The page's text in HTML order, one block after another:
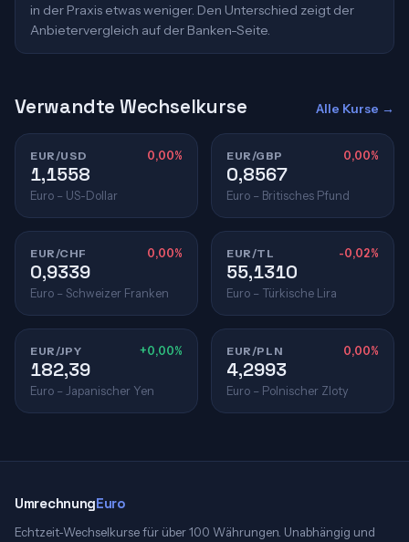
in der Praxis etwas weniger. Den Unterschied zeigt der
Anbietervergleich auf der Banken-Seite.
Verwandte Wechselkurse Alle Kurse →
EUR/USD 0,00%
1,1558
Euro – US-Dollar
EUR/GBP 0,00%
0,8567
Euro – Britisches Pfund
EUR/CHF 0,00%
0,9339
Euro – Schweizer Franken
EUR/TL -0,02%
55,1310
Euro – Türkische Lira
EUR/JPY +0,00%
182,39
Euro – Japanischer Yen
EUR/PLN 0,00%
4,2993
Euro – Polnischer Zloty
UmrechnungEuro
Echtzeit-Wechselkurse für über 100 Währungen. Unabhängig und